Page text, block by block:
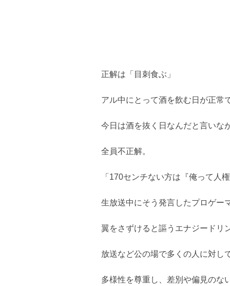
正解は「目刺食ぶ」
アル中にとって酒を飲む日が正常
今日は酒を抜く日なんだと言いな
全員不正解。
「170センチない方は『俺って人
生放送中にそう発言したプロゲー
翼をさずけると謳うエナジードリ
放送など公の場で多くの人に対し
多様性を尊重し、差別や偏見のな